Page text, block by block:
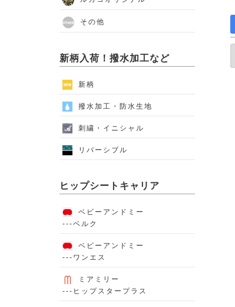
その他
新柄入荷！撥水加工など
新柄
撥水加工・防水生地
刺繍・イニシャル
リバーシブル
ヒップシートキャリア
ベビーアンドミー
---ベルク
ベビーアンドミー
---ワンエス
ミアミリー
---ヒップスタープラス